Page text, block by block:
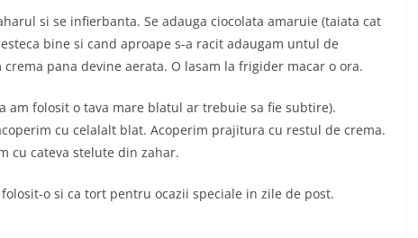
si se infierbanta. Se adauga ciocolata amaruie (taiata cat
bine si cand aproape s-a racit adaugam untul de
pana devine aerata. O lasam la frigider macar o ora.
am folosit o tava mare blatul ar trebuie sa fie subtire).
cu celalalt blat. Acoperim prajitura cu restul de crema.
cu cateva stelute din zahar.
o si ca tort pentru ocazii speciale in zile de post.